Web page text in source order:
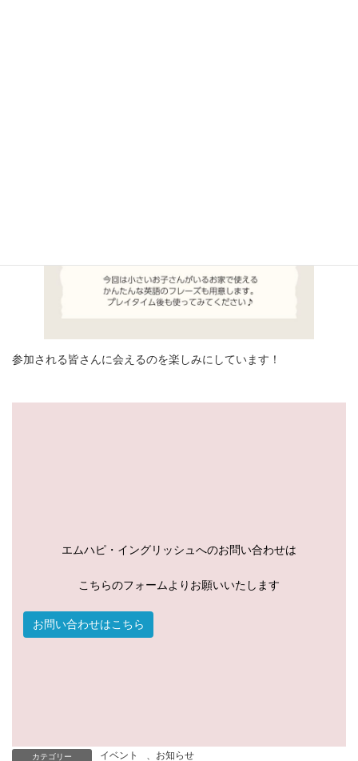
参加される皆さんに会えるのを楽しみにしています！
エムハピ・イングリッシュへのお問い合わせは
こちらのフォームよりお願いいたします
お問い合わせはこちら
カテゴリー イベント 、 お知らせ